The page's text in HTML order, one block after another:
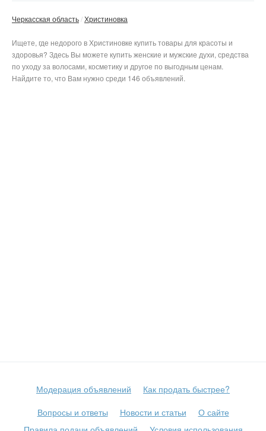
Черкасская область Христиновка
Ищете, где недорого в Христиновке купить товары для красоты и
здоровья? Здесь Вы можете купить женские и мужские духи, средства
по уходу за волосами, косметику и другое по выгодным ценам.
Найдите то, что Вам нужно среди 146 объявлений.
Модерация объявлений
Как продать быстрее?
Вопросы и ответы
Новости и статьи
О сайте